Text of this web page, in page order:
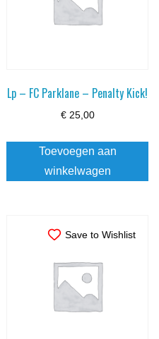
Lp – FC Parklane – Penalty Kick!
€25,00
Toevoegen aan
winkelwagen
Save to Wishlist